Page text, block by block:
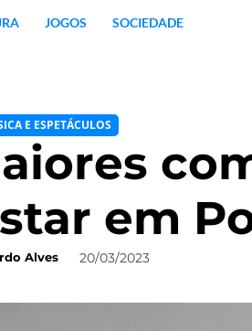
JOGOS SOCIEDADE
E ESPETÁCULOS
em
Alves 20/03/2023